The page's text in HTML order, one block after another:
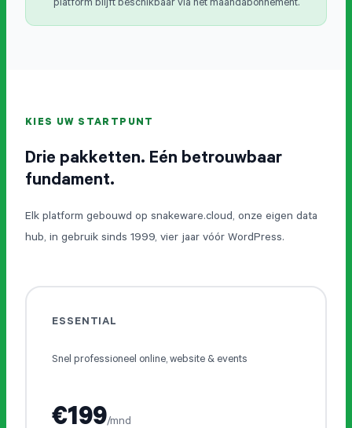
Wat we doen
Cases
Team
platform blijft beschikbaar via het maandabonnement.
KIES UW STARTPUNT
Drie pakketten. Eén betrouwbaar
fundament.
Elk platform gebouwd op snakeware.cloud, onze eigen data
hub, in gebruik sinds 1999, vier jaar vóór WordPress.
ESSENTIAL
Snel professioneel online, website & events
€199/mnd